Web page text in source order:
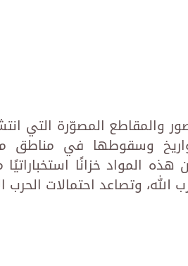
والمقاطع المصوّرة التي
وسقوطها في مناطق
المواد خزانًا استخباراتيًا
وتصاعد احتمالات الحرب